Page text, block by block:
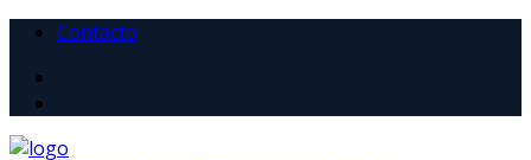
Contacto